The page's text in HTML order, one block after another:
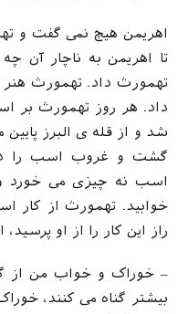
اهریمن هیچ نمی گفت و
تا اهریمن به ناچار آن
تهمورث داد. تهمورث
داد. هر روز تهمورث بر
شد و از قله ی البرز
گشت و غروب اسب را
اسب نه چیزی می خورد
خوابید. تهمورث از کار
راز این کار را از او
– خوراک و خواب من از
بیشتر گناه می کنند،